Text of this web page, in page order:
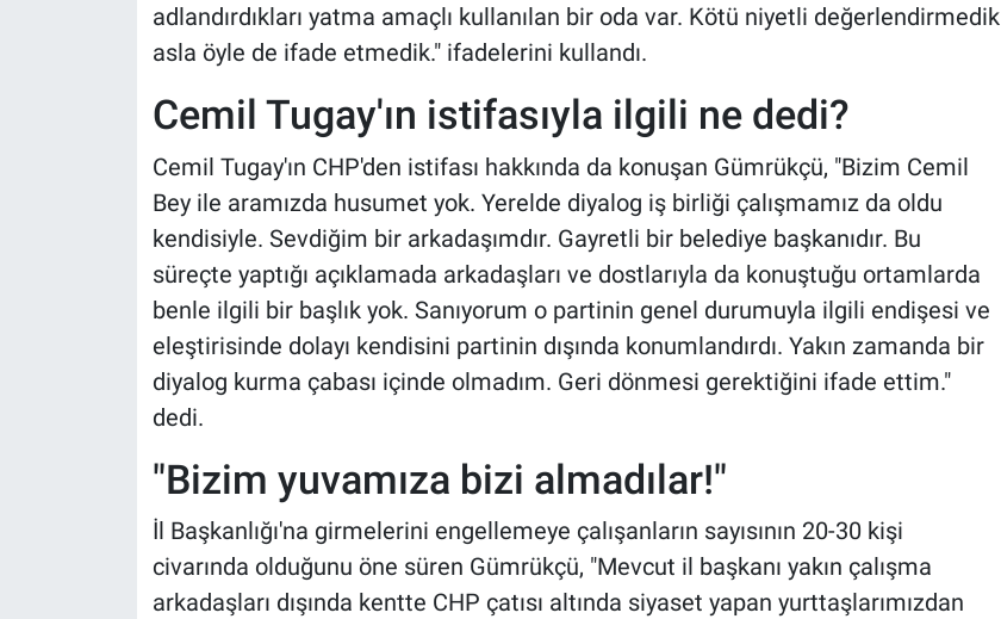
adlandırdıkları yatma amaçlı kullanılan bir oda var. Kötü niyetli değerlendirmedik
asla öyle de ifade etmedik." ifadelerini kullandı.
Cemil Tugay'ın istifasıyla ilgili ne dedi?
Cemil Tugay'ın CHP'den istifası hakkında da konuşan Gümrükçü, "Bizim Cemil
Bey ile aramızda husumet yok. Yerelde diyalog iş birliği çalışmamız da oldu
kendisiyle. Sevdiğim bir arkadaşımdır. Gayretli bir belediye başkanıdır. Bu
süreçte yaptığı açıklamada arkadaşları ve dostlarıyla da konuştuğu ortamlarda
benle ilgili bir başlık yok. Sanıyorum o partinin genel durumuyla ilgili endişesi ve
eleştirisinde dolayı kendisini partinin dışında konumlandırdı. Yakın zamanda bir
diyalog kurma çabası içinde olmadım. Geri dönmesi gerektiğini ifade ettim."
dedi.
"Bizim yuvamıza bizi almadılar!"
İl Başkanlığı'na girmelerini engellemeye çalışanların sayısının 20-30 kişi
civarında olduğunu öne süren Gümrükçü, "Mevcut il başkanı yakın çalışma
arkadaşları dışında kentte CHP çatısı altında siyaset yapan yurttaşlarımızdan